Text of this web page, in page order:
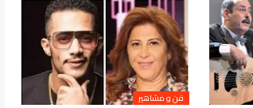
فن و مشاهير